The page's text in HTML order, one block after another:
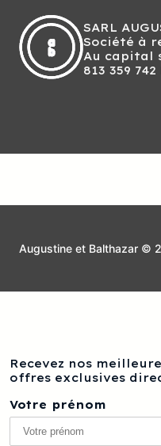
SARL
Société à
Au capital
813 359
Augustine et Balthazar ©
Recevez nos
offres exclusives
Votre prénom